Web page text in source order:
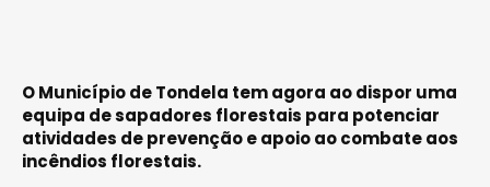
O Município de Tondela tem agora ao dispor uma
equipa de sapadores florestais para potenciar
atividades de prevenção e apoio ao combate aos
incêndios florestais.